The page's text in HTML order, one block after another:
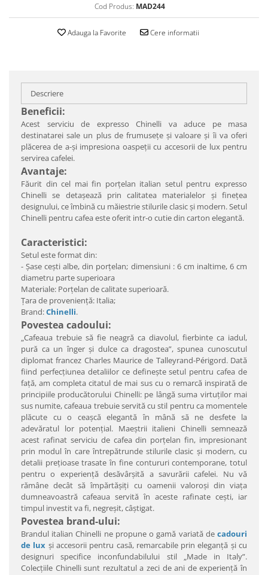
Cod Produs: MAD244
Adauga la Favorite Cere informatii
Descriere
Beneficii:
Acest serviciu de expresso Chinelli va aduce pe masa
destinatarei sale un plus de frumuseţe şi valoare şi îi va oferi
plăcerea de a-şi impresiona oaspeţii cu accesorii de lux pentru
servirea cafelei.
Avantaje:
Făurit din cel mai fin porţelan italian setul pentru expresso
Chinelli se detaşează prin calitatea materialelor şi fineţea
designului, ce îmbină cu măiestrie stilurile clasic şi modern. Setul
Chinelli pentru cafea este oferit intr-o cutie din carton elegantă.
Caracteristici:
Setul este format din:
- Şase ceşti albe, din porţelan; dimensiuni : 6 cm inaltime, 6 cm
diametru parte superioara
Materiale: Porţelan de calitate superioară.
Ţara de provenienţă: Italia;
Brand:Chinelli.
Povestea cadoului:
„Cafeaua trebuie să fie neagră ca diavolul, fierbinte ca iadul,
pură ca un înger şi dulce ca dragostea”, spunea cunoscutul
diplomat francez Charles Maurice de Talleyrand-Périgord. Dată
fiind perfecţiunea detaliilor ce defineşte setul pentru cafea de
faţă, am completa citatul de mai sus cu o remarcă inspirată de
principiile producătorului Chinelli: pe lângă suma virtuţilor mai
sus numite, cafeaua trebuie servită cu stil pentru ca momentele
plăcute cu o ceaşcă elegantă în mână să ne desfete la
adevăratul lor potenţial. Maeştrii italieni Chinelli semnează
acest rafinat serviciu de cafea din porţelan fin, impresionant
prin modul în care întrepătrunde stilurile clasic şi modern, cu
detalii preţioase trasate în fine contururi contemporane, totul
pentru o experienţă desăvârşită a savurării cafelei. Nu vă
rămâne decât să împărtăşiţi cu oamenii valoroşi din viaţa
dumneavoastră cafeaua servită în aceste rafinate ceşti, iar
timpul investit va fi, negreşit, câştigat.
Povestea brand-ului:
Brandul italian Chinelli ne propune o gamă variată de cadouri
de lux şi accesorii pentru casă, remarcabile prin eleganţă şi cu
designuri specifice inconfundabilului stil „Made in Italy”.
Colecţiile Chinelli sunt rezultatul a zeci de ani de experienţă în